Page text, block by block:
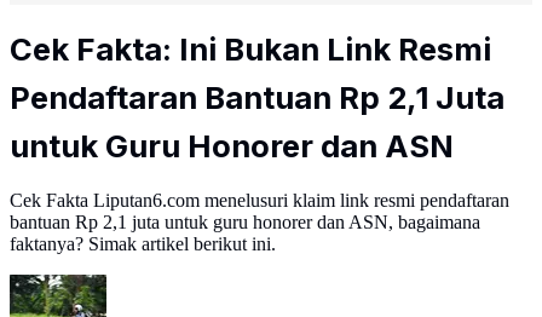
Cek Fakta: Ini Bukan Link Resmi
Pendaftaran Bantuan Rp 2,1 Juta
untuk Guru Honorer dan ASN
Cek Fakta Liputan6.com menelusuri klaim link resmi pendaftaran
bantuan Rp 2,1 juta untuk guru honorer dan ASN, bagaimana
faktanya? Simak artikel berikut ini.